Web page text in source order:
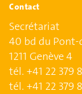
Contact
Secrétariat
40 bd du Pont-
1211 Genève 4
tél. +41 22 379
tél. +41 22 379